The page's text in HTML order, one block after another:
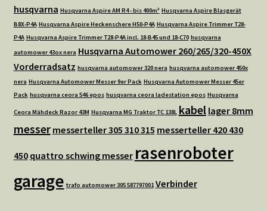
husqvarna Husqvarna Aspire AM R4 - bis 400m² Husqvarna Aspire Blasgerät
B8X-P4A Husqvarna Aspire Heckenschere H50-P4A Husqvarna Aspire Trimmer T28-
P4A Husqvarna Aspire Trimmer T28-P4A incl. 18-B45 und 18-C70 husqvarna
automower 43ox nera Husqvarna Automower 260/265/320-450X
Vorderradsatz husqvarna automower 320 nera husqvarna automower 450x
nera Husqvarna Automower Messer 9er Pack Husqvarna Automower Messer 45er
Pack husqvarna ceora 546 epos husqvarna ceora ladestation epos Husqvarna
Ceora Mähdeck Razor 43M Husqvarna MG Traktor TC 138L kabel lager 8mm
messer messerteller 305 310 315 messerteller 420 430
450 quattro schwing messer rasenroboter
garage trafo automower 305 587797001 Verbinder